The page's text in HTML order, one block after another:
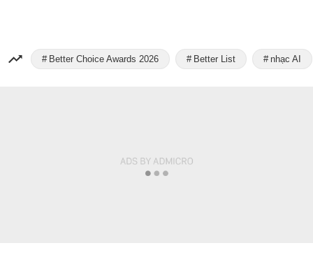
Better Choice Awards 2026 Better List nhạc AI